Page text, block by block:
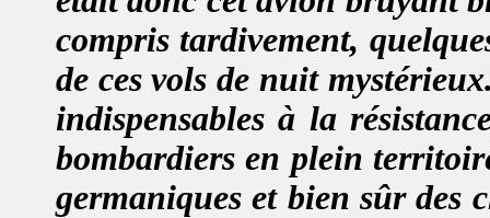
compris tardivement,
de ces vols de nuit
indispensables à la
bombardiers en plein
germaniques et bien sûr des